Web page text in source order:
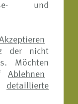
und
der nicht
Möchten
Ablehnen
detaillierte
und
Tel.:
1 der